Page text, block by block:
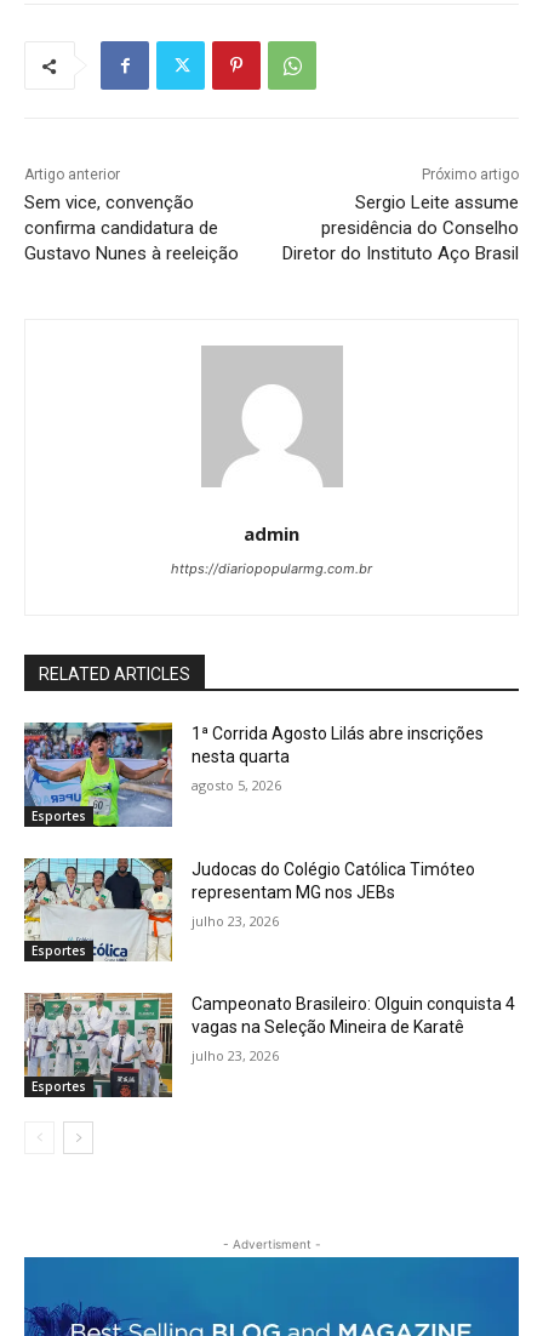
Artigo anterior
Sem vice, convenção
confirma candidatura de
Gustavo Nunes à reeleição
Próximo artigo
Sergio Leite assume
presidência do Conselho
Diretor do Instituto Aço Brasil
admin
https://diariopopularmg.com.br
RELATED ARTICLES
Esportes
1ª Corrida Agosto Lilás abre inscrições
nesta quarta
agosto 5, 2026
Esportes
Judocas do Colégio Católica Timóteo
representam MG nos JEBs
julho 23, 2026
Esportes
Campeonato Brasileiro: Olguin conquista 4
vagas na Seleção Mineira de Karatê
julho 23, 2026
- Advertisment -